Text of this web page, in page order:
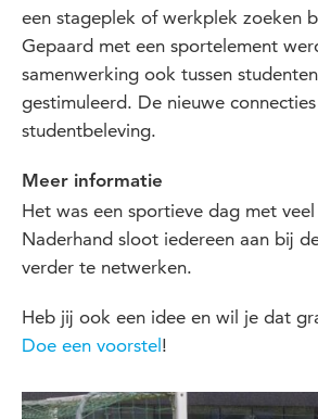
een stageplek of werkplek zoeken
Gepaard met een sportelement
samenwerking ook tussen
gestimuleerd. De nieuwe
studentbeleving.
Meer informatie
Het was een sportieve dag met
Naderhand sloot iedereen aan bij
verder te netwerken.
Heb jij ook een idee en wil je dat
Doe een voorstel !